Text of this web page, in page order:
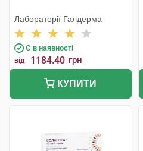
Лабораторії Галдерма
Є в наявності
від 1184.40 грн
КУПИТИ